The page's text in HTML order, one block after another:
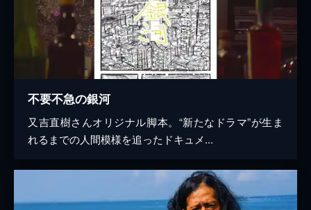
不要不急の銀河
又吉直樹さんオリジナル脚本。“新たなドラマ”が生ま
れるまでの人間模様を追ったドキュメ...